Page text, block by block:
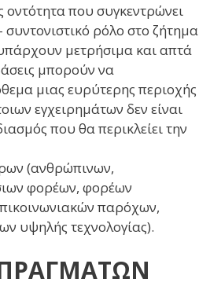
οντότητα που συγκεντρώνει
συντονιστικό ρόλο στο ζήτημα
μετρήσιμα και απτά
μπορούν να
μιας ευρύτερης περιοχής
εγχειρημάτων δεν είναι
που θα περικλείει την
(ανθρώπινων,
φορέων, φορέων
παρόχων,
υψηλής τεχνολογίας).
ΠΡΑΓΜΑΤΩΝ